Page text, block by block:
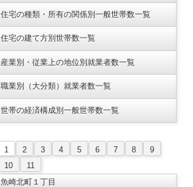
住宅の種類・所有の関係別一般世帯数一覧
住宅の建て方別世帯数一覧
産業別・従業上の地位別就業者数一覧
職業別（大分類）就業者数一覧
世帯の経済構成別一般世帯数一覧
1 2 3 4 5 6 7 8
9
10
11
魚崎北町１丁目